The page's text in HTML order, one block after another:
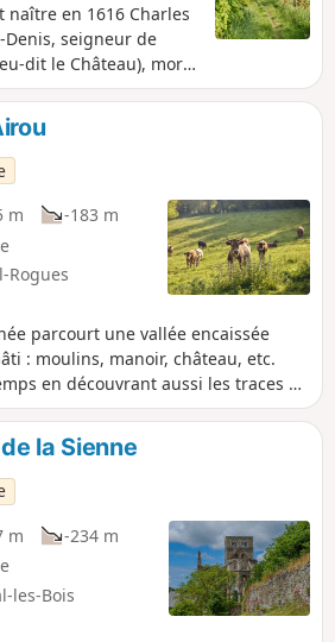
naître en 1616 Charles
seigneur de
dit le Château), mort
Londres. Saint-
et critique libertin
statue
sur la place du
rendez-vous avec
m
-183 m
Rogues
parcourt une vallée encaissée
: moulins, manoir, château, etc.
en découvrant aussi les traces du
de Gourmont.
la Sienne
m
-234 m
les-Bois